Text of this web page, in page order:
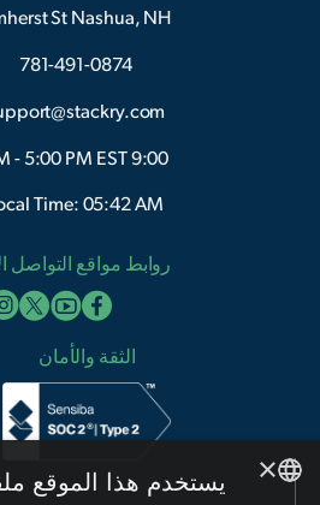
St Nashua, NH
781-491-0874
9:00 AM - 5:00 PM EST
Time: 05:42 AM
روابط مواقع التواصل
الثقة والأمان
×
يستخدم هذا الموقع